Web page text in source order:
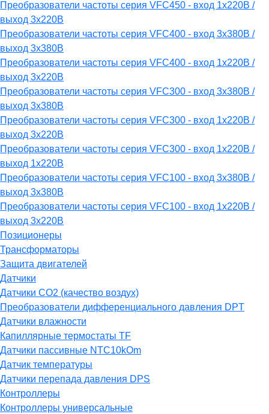
Преобразователи частоты серия VFC450 - вход 1х220В /
выход 3х220В
Преобразователи частоты серия VFC400 - вход 3х380В /
выход 3х380В
Преобразователи частоты серия VFC400 - вход 1х220В /
выход 3х220В
Преобразователи частоты серия VFC300 - вход 3х380В /
выход 3х380В
Преобразователи частоты серия VFC300 - вход 1х220В /
выход 3х220В
Преобразователи частоты серия VFC300 - вход 1х220В /
выход 1х220В
Преобразователи частоты серия VFC100 - вход 3х380В /
выход 3х380В
Преобразователи частоты серия VFC100 - вход 1х220В /
выход 3х220В
Позиционеры
Трансформаторы
Защита двигателей
Датчики
Датчики СО2 (качество воздух)
Преобразователи дифференциального давления DPT
Датчики влажности
Капиллярные термостаты TF
Датчики пассивные NTC10kOm
Датчик температуры
Датчики перепада давления DPS
Контроллеры
Контроллеры универсальные